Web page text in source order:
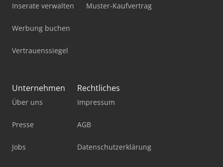
Inserate verwalten
Werbung buchen
Vertrauenssiegel
Muster-Kaufvertrag
Unternehmen
Über uns
Presse
Jobs
Rechtliches
Impressum
AGB
Datenschutzerklärung